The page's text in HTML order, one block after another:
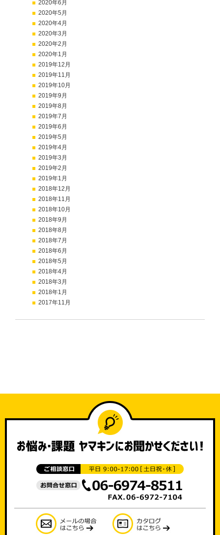
2020年6月
2020年5月
2020年4月
2020年3月
2020年2月
2020年1月
2019年12月
2019年11月
2019年10月
2019年9月
2019年8月
2019年7月
2019年6月
2019年5月
2019年4月
2019年3月
2019年2月
2019年1月
2018年12月
2018年11月
2018年10月
2018年9月
2018年8月
2018年7月
2018年6月
2018年5月
2018年4月
2018年3月
2018年1月
2017年11月